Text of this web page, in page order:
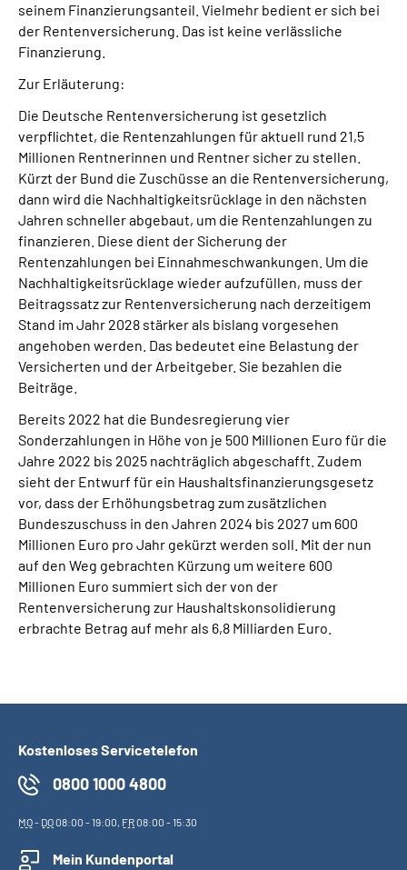
seinem Finanzierungsanteil. Vielmehr bedient er sich bei
der Rentenversicherung. Das ist keine verlässliche
Finanzierung.
Zur Erläuterung:
Die Deutsche Rentenversicherung ist gesetzlich
verpflichtet, die Rentenzahlungen für aktuell rund 21,5
Millionen Rentnerinnen und Rentner sicher zu stellen.
Kürzt der Bund die Zuschüsse an die Rentenversicherung,
dann wird die Nachhaltigkeitsrücklage in den nächsten
Jahren schneller abgebaut, um die Rentenzahlungen zu
finanzieren. Diese dient der Sicherung der
Rentenzahlungen bei Einnahmeschwankungen. Um die
Nachhaltigkeitsrücklage wieder aufzufüllen, muss der
Beitragssatz zur Rentenversicherung nach derzeitigem
Stand im Jahr 2028 stärker als bislang vorgesehen
angehoben werden. Das bedeutet eine Belastung der
Versicherten und der Arbeitgeber. Sie bezahlen die
Beiträge.
Bereits 2022 hat die Bundesregierung vier
Sonderzahlungen in Höhe von je 500 Millionen Euro für die
Jahre 2022 bis 2025 nachträglich abgeschafft. Zudem
sieht der Entwurf für ein Haushaltsfinanzierungsgesetz
vor, dass der Erhöhungsbetrag zum zusätzlichen
Bundeszuschuss in den Jahren 2024 bis 2027 um 600
Millionen Euro pro Jahr gekürzt werden soll. Mit der nun
auf den Weg gebrachten Kürzung um weitere 600
Millionen Euro summiert sich der von der
Rentenversicherung zur Haushaltskonsolidierung
erbrachte Betrag auf mehr als 6,8 Milliarden Euro.
Kostenloses Servicetelefon
0800 1000 4800
MO- DO08:00 - 19:00, FR08:00 - 15:30
Mein Kundenportal